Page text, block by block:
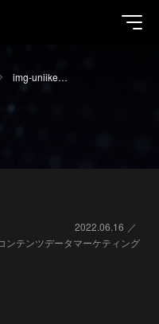
img-uniike…
2022.06.16
ンテンツデータマーケティング